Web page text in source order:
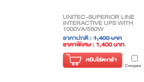
UNITEC-SUPERIOR LINE
INTERACTIVE UPS WITH
1000VA/550W
ราคาปกติ :1,400 บาท
ราคาพิเศษ : 1,400 บาท
( ราคาไม่รวมภาษี )
หยิบใส่ตะกร้า
Compare